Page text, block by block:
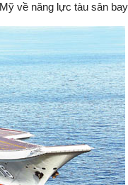
về năng lực tàu sân